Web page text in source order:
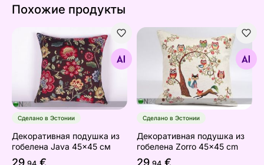
Похожие продукты
Декоративная подушка из гобелена Java 45x45 см
Найдите похожие
Сделано в Эстонии
Декоративная подушка из
гобелена Java 45x45 см
29 €
Декоративная подушка
Найдите похожие
Сделано в Эстонии
Декоративная подушка из
гобелена Zorro 45x45 cm
29 €